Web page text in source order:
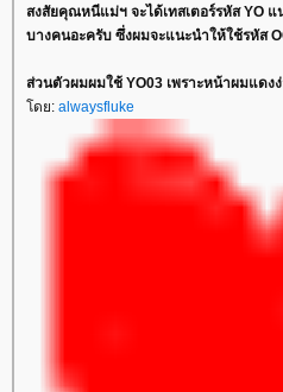
สงสัยคุณหนีแม่ฯ จะได้เทสเตอร์รหัส YO แ
บางคนอะครับ ซึ่งผมจะแนะนำให้ใช้รหัส
ส่วนตัวผมผมใช้ YO03 เพราะหน้าผมแดง
ดย: alwaysfluke